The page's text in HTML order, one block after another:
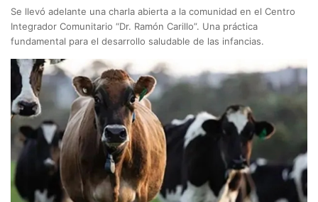
Se llevó adelante una charla abierta a la comunidad en el Centro
Integrador Comunitario “Dr. Ramón Carillo”. Una práctica
fundamental para el desarrollo saludable de las infancias.